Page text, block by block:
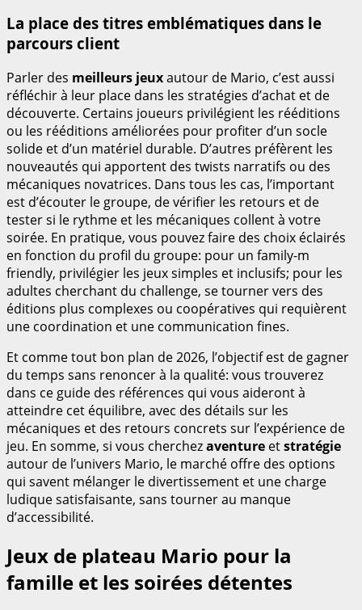
La place des titres emblématiques dans le
parcours client
Parler des meilleurs jeuxautour de Mario, c’est aussi
réfléchir à leur place dans les stratégies d’achat et de
découverte. Certains joueurs privilégient les rééditions
ou les rééditions améliorées pour profiter d’un socle
solide et d’un matériel durable. D’autres préfèrent les
nouveautés qui apportent des twists narratifs ou des
mécaniques novatrices. Dans tous les cas, l’important
est d’écouter le groupe, de vérifier les retours et de
tester si le rythme et les mécaniques collent à votre
soirée. En pratique, vous pouvez faire des choix éclairés
en fonction du profil du groupe: pour un family-m
friendly, privilégier les jeux simples et inclusifs; pour les
adultes cherchant du challenge, se tourner vers des
éditions plus complexes ou coopératives qui requièrent
une coordination et une communication fines.
Et comme tout bon plan de 2026, l’objectif est de gagner
du temps sans renoncer à la qualité: vous trouverez
dans ce guide des références qui vous aideront à
atteindre cet équilibre, avec des détails sur les
mécaniques et des retours concrets sur l’expérience de
jeu. En somme, si vous cherchezaventure etstratégie
autour de l’univers Mario, le marché offre des options
qui savent mélanger le divertissement et une charge
ludique satisfaisante, sans tourner au manque
d’accessibilité.
Jeux de plateau Mario pour la
famille et les soirées détentes